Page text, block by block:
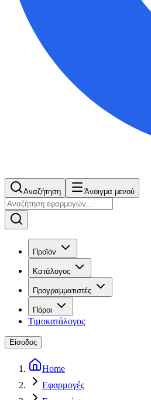
Αναζήτηση Άνοιγμα μενού
Προϊόν
Κατάλογος
Προγραμματιστές
Πόροι
Τιμοκατάλογος
Είσοδος
Home
Εφαρμογές